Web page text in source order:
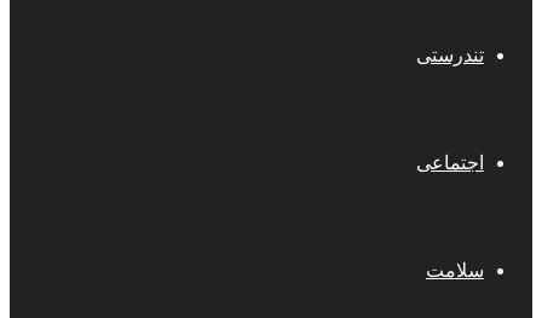
تندرستی
اجتماعی
سلامت